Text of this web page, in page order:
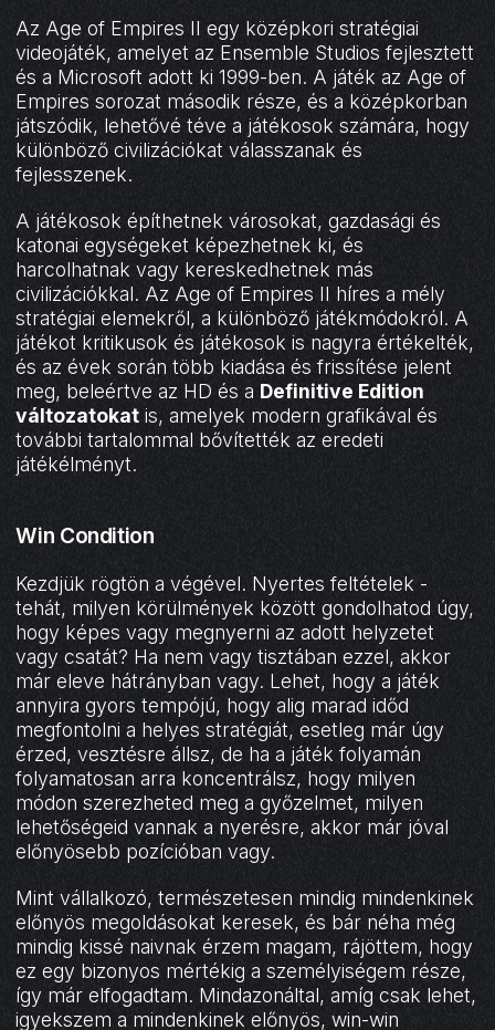
Az Age of Empires II egy középkori stratégiai
videojáték, amelyet az Ensemble Studios fejlesztett
és a Microsoft adott ki 1999-ben. A játék az Age of
Empires sorozat második része, és a középkorban
játszódik, lehetővé téve a játékosok számára, hogy
különböző civilizációkat válasszanak és
fejlesszenek.
A játékosok építhetnek városokat, gazdasági és
katonai egységeket képezhetnek ki, és
harcolhatnak vagy kereskedhetnek más
civilizációkkal. Az Age of Empires II híres a mély
stratégiai elemekről, a különböző játékmódokról. A
játékot kritikusok és játékosok is nagyra értékelték,
és az évek során több kiadása és frissítése jelent
meg, beleértve az HD és a Definitive Edition
változatokat is, amelyek modern grafikával és
további tartalommal bővítették az eredeti
játékélményt.
Win Condition
Kezdjük rögtön a végével. Nyertes feltételek -
tehát, milyen körülmények között gondolhatod úgy,
hogy képes vagy megnyerni az adott helyzetet
vagy csatát? Ha nem vagy tisztában ezzel, akkor
már eleve hátrányban vagy. Lehet, hogy a játék
annyira gyors tempójú, hogy alig marad időd
megfontolni a helyes stratégiát, esetleg már úgy
érzed, vesztésre állsz, de ha a játék folyamán
folyamatosan arra koncentrálsz, hogy milyen
módon szerezheted meg a győzelmet, milyen
lehetőségeid vannak a nyerésre, akkor már jóval
előnyösebb pozícióban vagy.
Mint vállalkozó, természetesen mindig mindenkinek
előnyös megoldásokat keresek, és bár néha még
mindig kissé naivnak érzem magam, rájöttem, hogy
ez egy bizonyos mértékig a személyiségem része,
így már elfogadtam. Mindazonáltal, amíg csak lehet,
igyekszem a mindenkinek előnyös, win-win